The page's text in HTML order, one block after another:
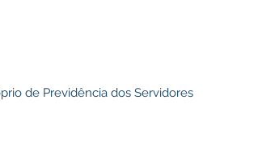
de Previdência dos Servidores